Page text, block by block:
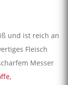
und ist reich an
Fleisch
Messer